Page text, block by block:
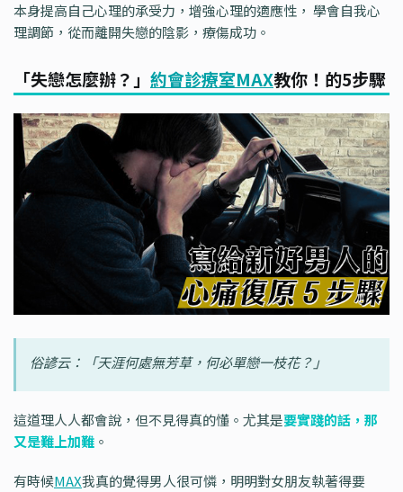
本身提高自己心理的承受力，增強心理的適應性， 學會自我心
理調節，從而離開失戀的陰影，療傷成功。
「失戀怎麼辦？」 約會診療室MAX教你！的5步驟
俗諺云：「天涯何處無芳草，何必單戀一枝花？」
這道理人人都會說，但不見得真的懂。尤其是要實踐的話，那
又是難上加難 。
有時候MAX我真的覺得男人很可憐，明明對女朋友執著得要